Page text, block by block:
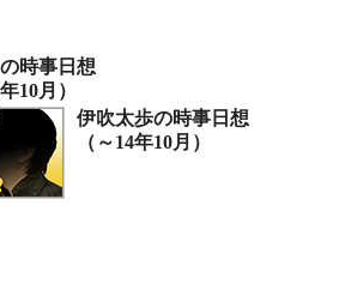
時事日想
10月）
伊吹太歩の時事日想
（～14年10月）